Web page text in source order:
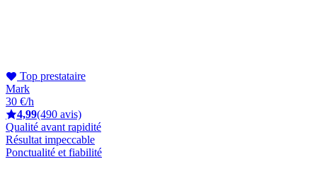
Top prestataire
Mark
30 €/h
4,99(490 avis)
Qualité avant rapidité
Résultat impeccable
Ponctualité et fiabilité